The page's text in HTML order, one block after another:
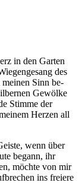
in den Garten
des
meinen Sinn be­
Gewölke
Stimme der
Herzen all
wenn über
begann, ihr
möchte von mir
ins freiere